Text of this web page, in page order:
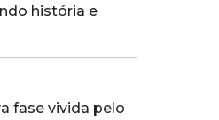
história e
fase vivida pelo